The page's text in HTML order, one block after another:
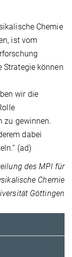
Chemie
ist vom
Strategie können
wir die
zu gewinnen.
dabei
(ad)
des MPI für
Chemie
Göttingen